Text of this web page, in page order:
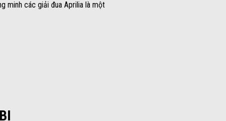
minh các giải đua Aprilia là một